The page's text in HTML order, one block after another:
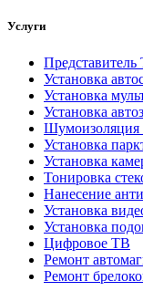
Услуги
Установка
Установка
Установка
Шумоизоляция
Установка
Установка
Тонировка
Нанесение
Установка
Установка
Цифровое ТВ
Ремонт
Ремонт